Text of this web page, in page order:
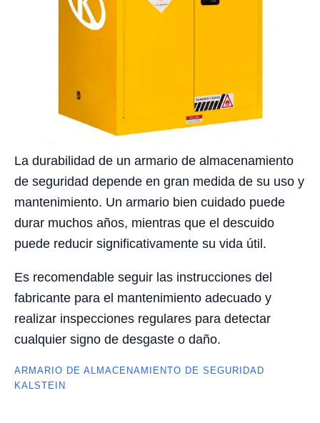
La durabilidad de un armario de almacenamiento
de seguridad depende en gran medida de su uso y
mantenimiento. Un armario bien cuidado puede
durar muchos años, mientras que el descuido
puede reducir significativamente su vida útil.
Es recomendable seguir las instrucciones del
fabricante para el mantenimiento adecuado y
realizar inspecciones regulares para detectar
cualquier signo de desgaste o daño.
ARMARIO DE ALMACENAMIENTO DE SEGURIDAD
KALSTEIN